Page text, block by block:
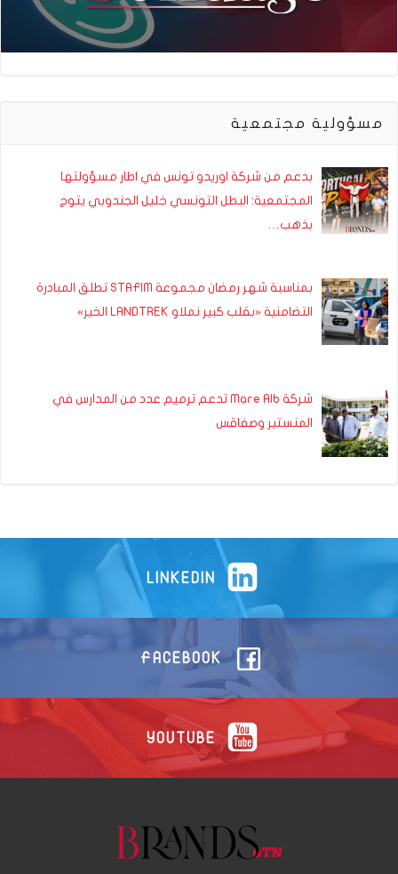
مسؤولية مجتمعية
بدعم من شركة اوريدو تونس في اطار مسؤولتها
المجتمعية: البطل التونسي خليل الجندوبي يتوج
بذهب…
بمناسبة شهر رمضان مجموعة STAFIM تطلق المبادرة
التضامنية «بقلب كبير نملاو LANDTREK الخير»
شركة Mare Alb تدعم ترميم عدد من المدارس في
المنستير وصفاقس
LINKEDIN
FACEBOOK
YOUTUBE